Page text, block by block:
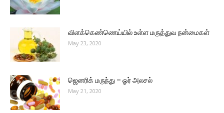
விளக்கெண்ணெய்யில் உள்ள மருத்துவ நன்மைகள்
May 23, 2020
ஜெனரிக் மருந்து – ஓர் அலசல்
May 21, 2020